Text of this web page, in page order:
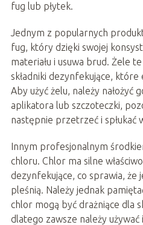
fug lub płytek.
Jednym z popularnych
fug, który dzięki swojej
materiału i usuwa brud. Żele
składniki dezynfekujące,
Aby użyć żelu, należy nałożyć
aplikatora lub szczoteczki,
następnie przetrzeć i spłukać
Innym profesjonalnym
chloru. Chlor ma silne
dezynfekujące, co sprawia, że
pleśnią. Należy jednak
chlor mogą być drażniące dla
dlatego zawsze należy